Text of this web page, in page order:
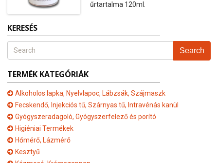
űrtartalma 120ml.
KERESÉS
Search
TERMÉK KATEGÓRIÁK
Alkoholos lapka, Nyelvlapoc, Lábzsák, Szájmaszk
Fecskendő, Injekciós tű, Szárnyas tű, Intravénás kanül
Gyógyszeradagoló, Gyógyszerfelező és porító
Higiéniai Termékek
Hőmérő, Lázmérő
Kesztyű